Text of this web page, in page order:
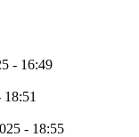
- 16:49
- 18:55